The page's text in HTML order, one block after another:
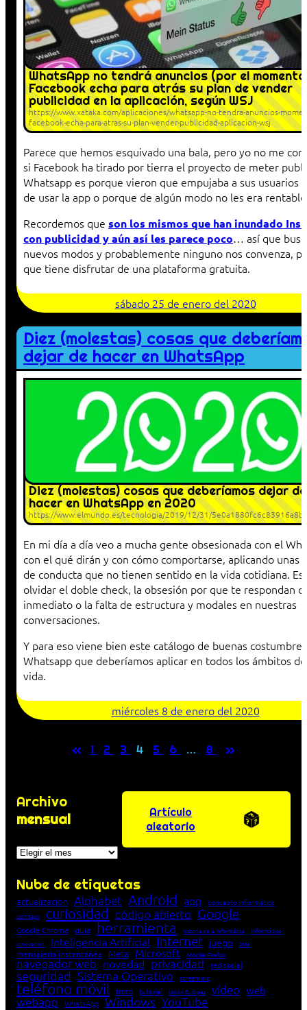
WhatsApp no tendrá anuncios (por el
Facebook echa para atrás su plan de vender
publicidad en la aplicación, según WSJ
https://www.xataka.com/aplicaciones/whatsapp-no-tendra-anuncios-
facebook-echa-para-atras-su-plan-vender-publicidad-aplicacion-wsj
Parece que hemos esquivado una bala, pero yo no me
si Facebook ha tirado por tierra el proyecto de meter
Whatsapp es porque vieron que empujaba a sus usuarios
de usar la app o porque de algún modo no les era
Recordemos que son los mismos que han inundado
con publicidad y aún así les parece poco… así que
nuevos modos y probablemente ninguno nos convenza,
que tiene disfrutar de una plataforma gratuita.
sábado 25 de enero del 2020
Diez (molestas) cosas que
dejar de hacer en WhatsApp
Diez (molestas) cosas que deberíamos dejar de
hacer en WhatsApp en 2020
https://www.elmundo.es/tecnologia/2019/12/31/
En mi día a día veo a mucha gente obsesionada con el
con el qué dirán y con cómo comportarse, aplicando unas
de conducta que no tienen sentido en la vida cotidiana. Es
olvidar el doble check, la obsesión por que te respondan
inmediato o la falta de estructura y modales en nuestras
conversaciones.
Y para eso viene bien este catálogo de buenas
Whatsapp que deberíamos aplicar en todos los ámbitos
vida.
miércoles 8 de enero del 2020
« 1 2 3 4 5 6 … 8 »
Archivo
mensual
Archivos
Artículo
aleatorio
Nube de etiquetas
actualización Alphabet Android app concepto informático
consejo
curiosidad código abierto Google
Google Chrome guía herramienta historia de la Informática Informática
innovación Inteligencia Artificial Internet juego lista
mensajería instantánea Meta Microsoft Mozilla Firefox
navegador web novedad privacidad red social
seguridad Sistema Operativo streaming
teléfono móvil truco tutorial Unión Europea vídeo web
webapp WhatsApp Windows YouTube